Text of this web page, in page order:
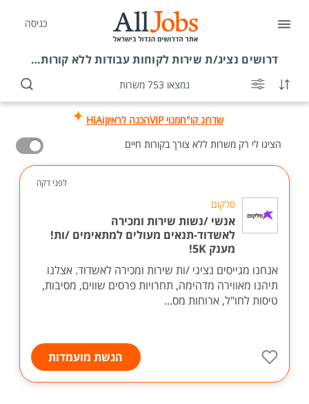
כניסה
דרושים נציג/ת שירות לקוחות עבודות ללא קורות חיים
נמצאו 753 משרות
שדרוג קו"חמנוי VIP הכנה לראיוןHiAi
הציגו לי רק משרות ללא צורך בקורות חיים
לפני דקה
סלקום
אנשי /נשות שירות ומכירה
לאשדוד-תנאים מעולים למתאימים /ות!
מענק 5K!
אנחנו מגייסים נציגי /ות שירות ומכירה לאשדוד. אצלנו
תיהנו מאווירה מדהימה, תחרויות פרסים שווים, מסיבות,
טיסות לחו"ל, ארוחות מס...
הגשת מועמדות